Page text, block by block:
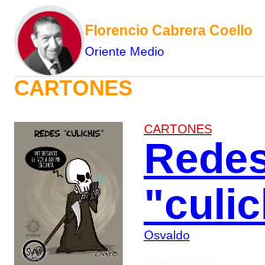
Florencio Cabrera Coello
Oriente Medio
CARTONES
CARTONES
Osvaldo